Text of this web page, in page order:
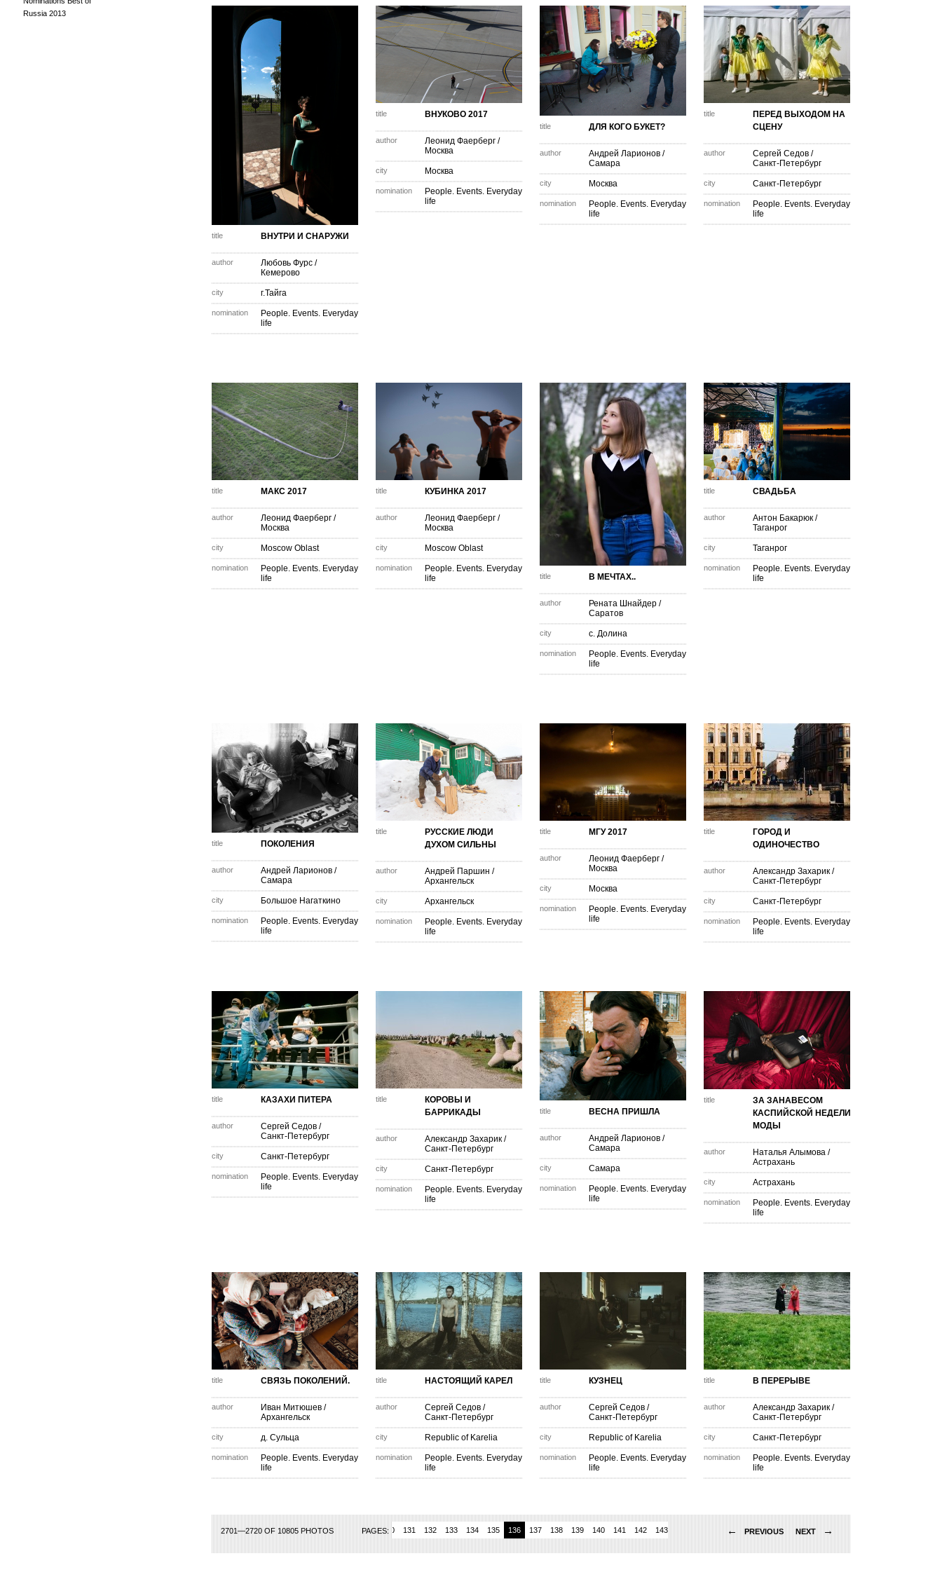
Russia 2013
title ВНУТРИ И СНАРУЖИ
author Любовь Фурс /
Кемерово
city г.Тайга
nomination
People. Events. Everyday
life
title ВНУКОВО 2017
author Леонид Фаерберг /
Москва
city Москва
nomination
People. Events. Everyday
life
title ДЛЯ КОГО БУКЕТ?
author Андрей Ларионов /
Самара
city Москва
nomination
People. Events. Everyday
life
title
ПЕРЕД ВЫХОДОМ НА
СЦЕНУ
author Сергей Седов /
Санкт-Петербург
city Санкт-Петербург
nomination
People. Events. Everyday
life
title МАКС 2017
author Леонид Фаерберг /
Москва
city Moscow Oblast
nomination
People. Events. Everyday
life
title КУБИНКА 2017
author Леонид Фаерберг /
Москва
city Moscow Oblast
nomination
People. Events. Everyday
life
title В МЕЧТАХ..
author Рената Шнайдер /
Саратов
city с. Долина
nomination
People. Events. Everyday
life
title СВАДЬБА
author Антон Бакарюк /
Таганрог
city Таганрог
nomination
People. Events. Everyday
life
title ПОКОЛЕНИЯ
author Андрей Ларионов /
Самара
city Большое Нагаткино
nomination
People. Events. Everyday
life
title
РУССКИЕ ЛЮДИ
ДУХОМ СИЛЬНЫ
author Андрей Паршин /
Архангельск
city Архангельск
nomination
People. Events. Everyday
life
title МГУ 2017
author Леонид Фаерберг /
Москва
city Москва
nomination
People. Events. Everyday
life
title
ГОРОД И
ОДИНОЧЕСТВО
author Александр Захарик /
Санкт-Петербург
city Санкт-Петербург
nomination
People. Events. Everyday
life
title КАЗАХИ ПИТЕРА
author Сергей Седов /
Санкт-Петербург
city Санкт-Петербург
nomination
People. Events. Everyday
life
title
КОРОВЫ И
БАРРИКАДЫ
author Александр Захарик /
Санкт-Петербург
city Санкт-Петербург
nomination
People. Events. Everyday
life
title ВЕСНА ПРИШЛА
author Андрей Ларионов /
Самара
city Самара
nomination
People. Events. Everyday
life
title
ЗА ЗАНАВЕСОМ
КАСПИЙСКОЙ НЕДЕЛИ
МОДЫ
author Наталья Алымова /
Астрахань
city Астрахань
nomination
People. Events. Everyday
life
title СВЯЗЬ ПОКОЛЕНИЙ.
author Иван Митюшев /
Архангельск
city д. Сульца
nomination
People. Events. Everyday
life
title НАСТОЯЩИЙ КАРЕЛ
author Сергей Седов /
Санкт-Петербург
city Republic of Karelia
nomination
People. Events. Everyday
life
title КУЗНЕЦ
author Сергей Седов /
Санкт-Петербург
city Republic of Karelia
nomination
People. Events. Everyday
life
title В ПЕРЕРЫВЕ
author Александр Захарик /
Санкт-Петербург
city Санкт-Петербург
nomination
People. Events. Everyday
life
2701—2720 OF 10805 PHOTOS PAGES:
122 123 124 125 126 127 129 130 131 132 133 134 135 136 137 138 139 140 141 142 143 146 147 148 149 150 151
← PREVIOUS NEXT →